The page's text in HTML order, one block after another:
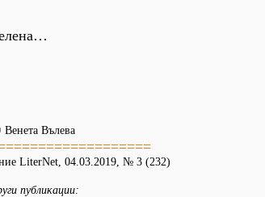
Вълева
LiterNet, 04.03.2019, № 3 (232)
публикации: